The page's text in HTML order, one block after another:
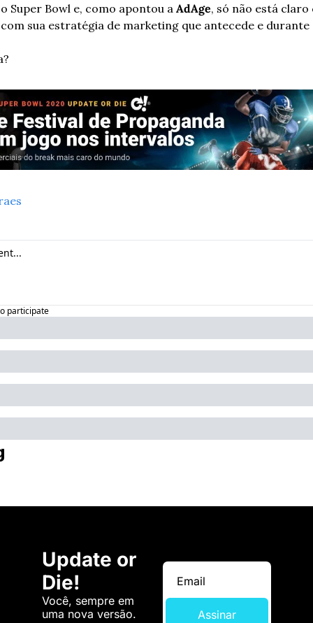
Super Bowl e, como apontou a AdAge, só não está
sua estratégia de marketing que antecede e
participate
Update or
Die!
Você, sempre em
uma nova versão.
Assinar